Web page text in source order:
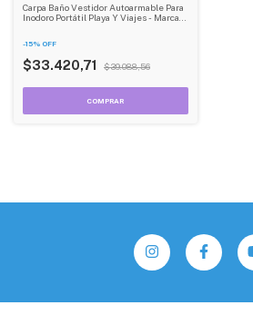
Carpa Baño Vestidor Autoarmable Para
Inodoro Portátil Playa Y Viajes - Marca
-15% OFF
$33.420,71 $39.088,56